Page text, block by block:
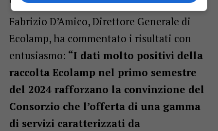
Fabrizio D’Amico, Direttore Generale di
Ecolamp, ha commentato i risultati con
entusiasmo: “I dati molto positivi della
raccolta Ecolamp nel primo semestre
del 2024 rafforzano la convinzione del
Consorzio che l’offerta di una gamma
di servizi caratterizzati da